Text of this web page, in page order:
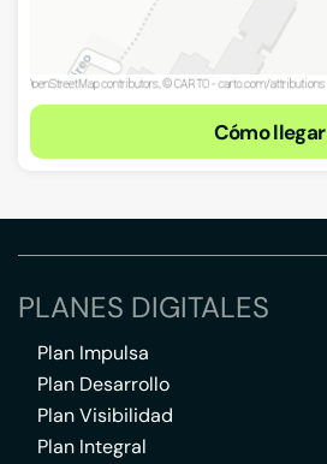
Cómo llegar
PLANES DIGITALES
Plan Impulsa
Plan Desarrollo
Plan Visibilidad
Plan Integral